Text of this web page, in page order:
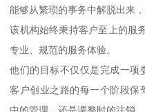
能够从繁琐的事务中解脱出来
该机构始终秉持客户至上的服
专业、规范的服务体验。
他们的目标不仅仅是完成一项
客户创业之路的每一个阶段保